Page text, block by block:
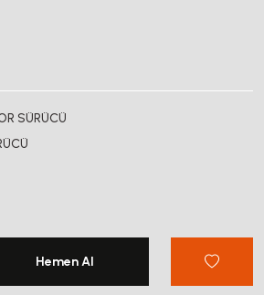
SÜRÜCÜ
Hemen Al